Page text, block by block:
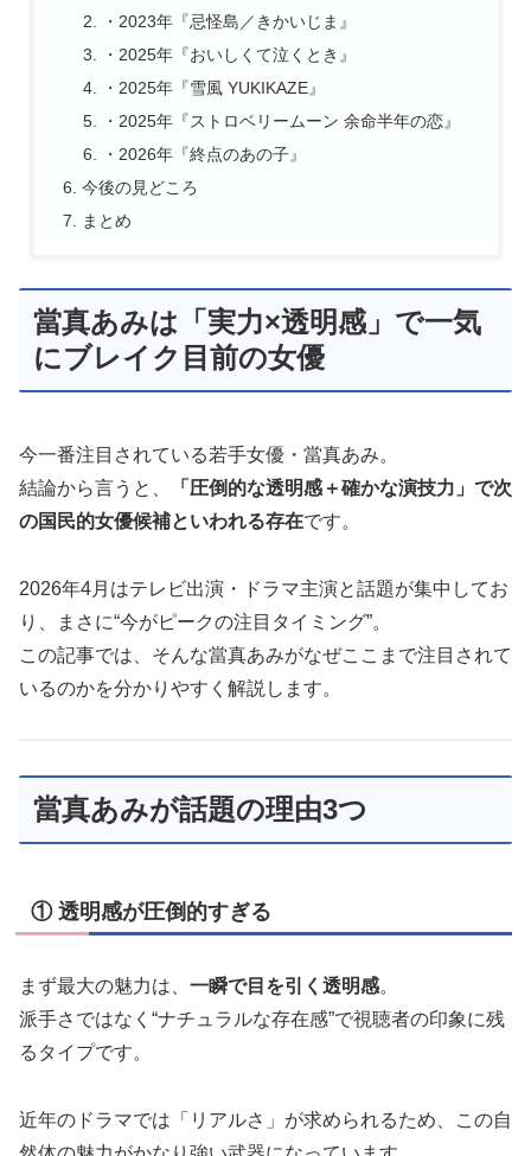
・2023年『忌怪島／きかいじま』
・2025年『おいしくて泣くとき』
・2025年『雪風 YUKIKAZE』
・2025年『ストロベリームーン 余命半年の恋』
・2026年『終点のあの子』
今後の見どころ
まとめ
當真あみは「実力×透明感」で一気
にブレイク目前の女優
今一番注目されている若手女優・當真あみ。
結論から言うと、
「圧倒的な透明感＋確かな演技力」で次
の国民的女優候補といわれる存在です。
2026年4月はテレビ出演・ドラマ主演と話題が集中してお
り、まさに“今がピークの注目タイミング”。
この記事では、そんな當真あみがなぜここまで注目されて
いるのかを分かりやすく解説します。
當真あみが話題の理由3つ
① 透明感が圧倒的すぎる
まず最大の魅力は、 一瞬で目を引く透明感。
派手さではなく“ナチュラルな存在感”で視聴者の印象に残
るタイプです。
近年のドラマでは「リアルさ」が求められるため、この自